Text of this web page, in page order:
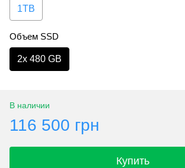
1TB
Объем SSD
2х 480 GB
В наличии
116 500 грн
Купить